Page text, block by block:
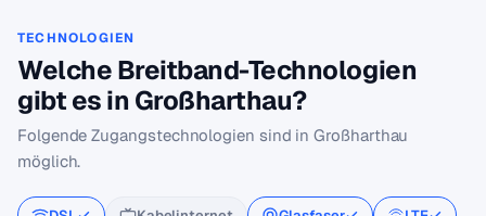
TECHNOLOGIEN
Welche Breitband-Technologien
gibt es in Großharthau?
Folgende Zugangstechnologien sind in Großharthau
möglich.